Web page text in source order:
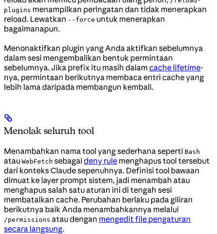
plugins menampilkan peringatan dan tidak menerapkan
reload. Lewatkan --force untuk menerapkan
bagaimanapun.
Menonaktifkan plugin yang Anda aktifkan sebelumnya
dalam sesi mengembalikan bentuk permintaan
sebelumnya. Jika prefix itu masih dalam cache lifetime-
nya, permintaan berikutnya membaca entri cache yang
lebih lama daripada membangun kembali.
Menolak seluruh tool
Menambahkan nama tool yang sederhana seperti Bash
atau WebFetch sebagai deny rule menghapus tool tersebut
dari konteks Claude sepenuhnya. Definisi tool bawaan
dimuat ke layer prompt sistem, jadi menambah atau
menghapus salah satu aturan ini di tengah sesi
membatalkan cache. Perubahan berlaku pada giliran
berikutnya baik Anda menambahkannya melalui
/permissions atau dengan mengedit file pengaturan
secara langsung.